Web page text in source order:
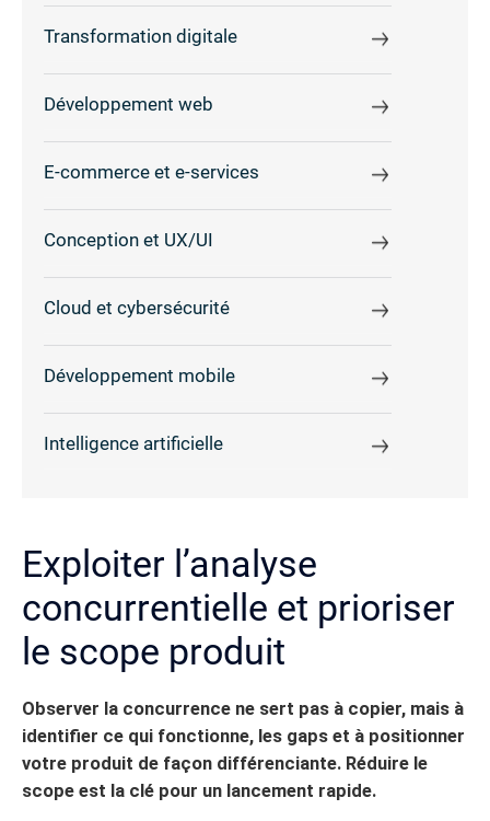
Transformation digitale
Développement web
E-commerce et e-services
Conception et UX/UI
Cloud et cybersécurité
Développement mobile
Intelligence artificielle
Exploiter l’analyse
concurrentielle et prioriser
le scope produit
Observer la concurrence ne sert pas à copier, mais à
identifier ce qui fonctionne, les gaps et à positionner
votre produit de façon différenciante. Réduire le
scope est la clé pour un lancement rapide.